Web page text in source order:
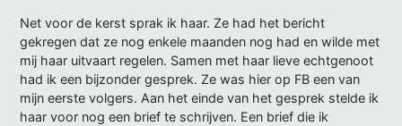
Net voor de kerst sprak ik haar. Ze had het bericht
gekregen dat ze nog enkele maanden nog had en wilde met
mij haar uitvaart regelen. Samen met haar lieve echtgenoot
had ik een bijzonder gesprek. Ze was hier op FB een van
mijn eerste volgers. Aan het einde van het gesprek stelde ik
haar voor nog een brief te schrijven. Een brief die ik